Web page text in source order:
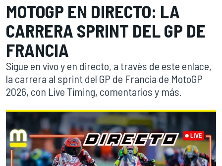
MOTOGP EN DIRECTO: LA
CARRERA SPRINT DEL GP DE
FRANCIA
Sigue en vivo y en directo, a través de este enlace,
la carrera al sprint del GP de Francia de MotoGP
2026, con Live Timing, comentarios y más.